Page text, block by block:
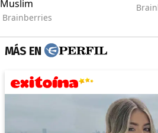
MÁS EN